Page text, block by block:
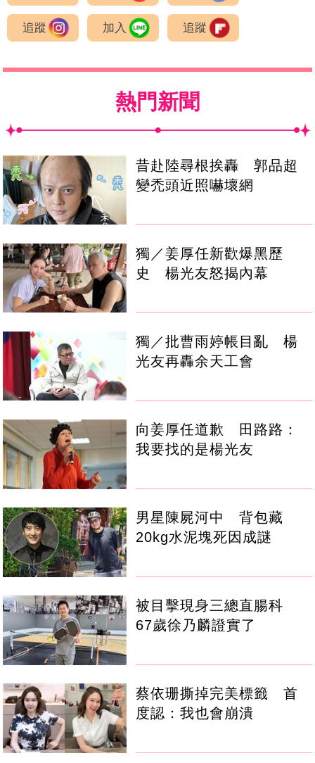
追蹤 加入 追蹤
熱門新聞
昔赴陸尋根挨轟 郭品超
變禿頭近照嚇壞網
獨／姜厚任新歡爆黑歷
史 楊光友怒揭內幕
獨／批曹雨婷帳目亂 楊
光友再轟余天工會
向姜厚任道歉 田路路：
我要找的是楊光友
男星陳屍河中 背包藏
20kg水泥塊死因成謎
被目擊現身三總直腸科
67歲徐乃麟證實了
蔡依珊撕掉完美標籤 首
度認：我也會崩潰